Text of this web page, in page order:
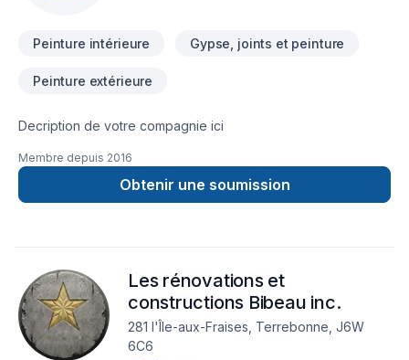
Peinture intérieure Gypse, joints et peinture
Peinture extérieure
Decription de votre compagnie ici
Membre depuis 2016
Obtenir une soumission
Les rénovations et
constructions Bibeau inc.
281 l'Île-aux-Fraises, Terrebonne, J6W
6C6